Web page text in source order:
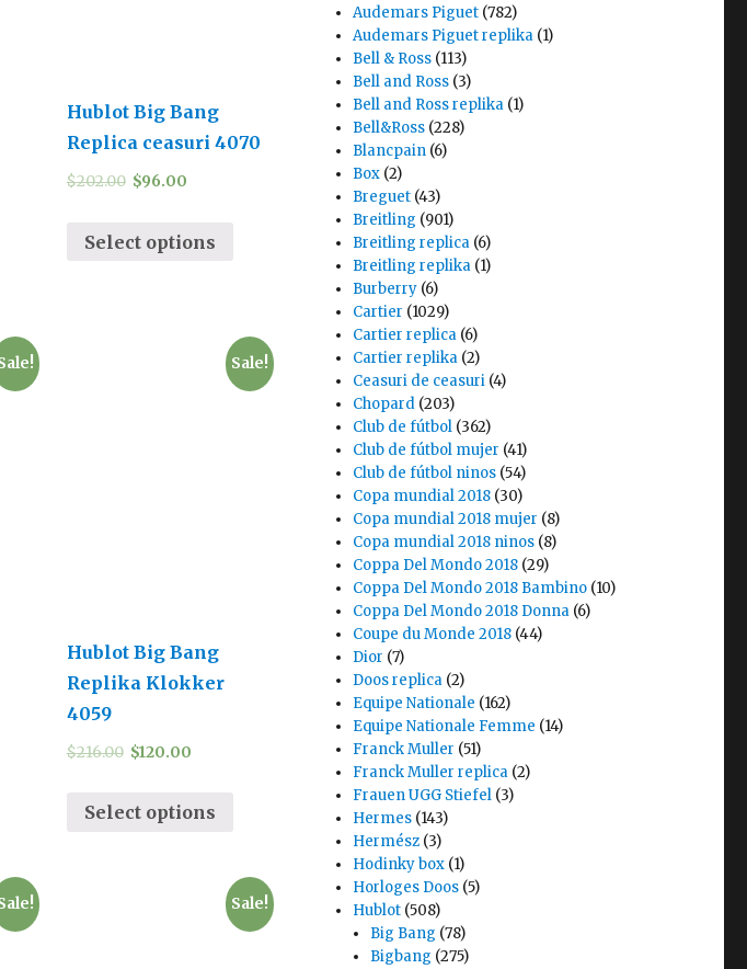
Hublot Big Bang
Replica ceasuri 4070
$202.00 $96.00
Select options
Sale!
Hublot Big Bang
Replika Klokker
4059
$216.00 $120.00
Select options
Sale!
Audemars Piguet (782)
Audemars Piguet replika (1)
Bell & Ross (113)
Bell and Ross (3)
Bell and Ross replika (1)
Bell&Ross (228)
Blancpain (6)
Box (2)
Breguet (43)
Breitling (901)
Breitling replica (6)
Breitling replika (1)
Burberry (6)
Cartier (1029)
Cartier replica (6)
Cartier replika (2)
Ceasuri de ceasuri (4)
Chopard (203)
Club de fútbol (362)
Club de fútbol mujer (41)
Club de fútbol ninos (54)
Copa mundial 2018 (30)
Copa mundial 2018 mujer (8)
Copa mundial 2018 ninos (8)
Coppa Del Mondo 2018 (29)
Coppa Del Mondo 2018 Bambino (10)
Coppa Del Mondo 2018 Donna (6)
Coupe du Monde 2018 (44)
Dior (7)
Doos replica (2)
Equipe Nationale (162)
Equipe Nationale Femme (14)
Franck Muller (51)
Franck Muller replica (2)
Frauen UGG Stiefel (3)
Hermes (143)
Hermész (3)
Hodinky box (1)
Horloges Doos (5)
Hublot (508)
Big Bang (78)
Bigbang (275)